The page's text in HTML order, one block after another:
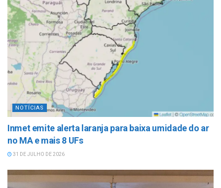
NOTÍCIAS
Inmet emite alerta laranja para baixa umidade do ar
no MA e mais 8 UFs
31 DE JULHO DE 2026